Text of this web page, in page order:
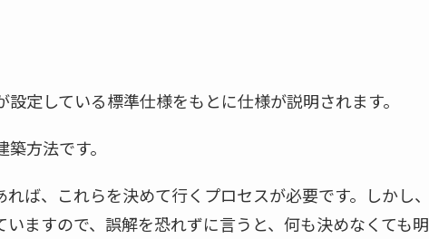
定している標準仕様をもとに仕様が説明されます。
方法です。
ば、これらを決めて行くプロセスが必要です。しかし、
ますので、誤解を恐れずに言うと、何も決めなくても明